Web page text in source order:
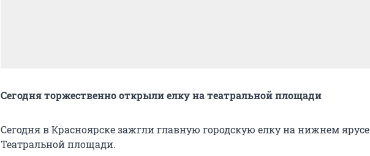
Сегодня торжественно открыли елку на театральной площади
Сегодня в Красноярске зажгли главную городскую елку на нижнем ярусе
Театральной площади.